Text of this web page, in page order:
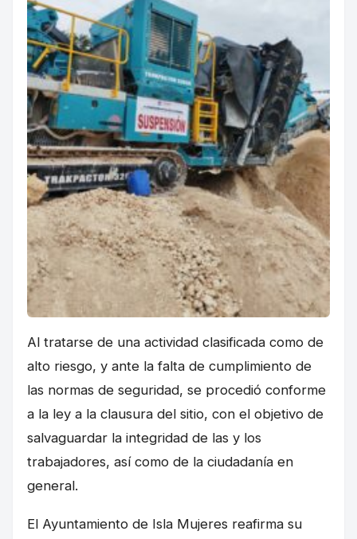
Al tratarse de una actividad clasificada como de
alto riesgo, y ante la falta de cumplimiento de
las normas de seguridad, se procedió conforme
a la ley a la clausura del sitio, con el objetivo de
salvaguardar la integridad de las y los
trabajadores, así como de la ciudadanía en
general.
El Ayuntamiento de Isla Mujeres reafirma su